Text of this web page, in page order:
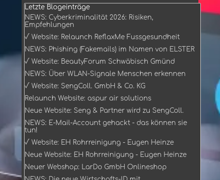
Block überspringen Letzte Blogeinträge
Letzte Blogeinträge
NEWS: Cyberkriminalität 2026: Risiken,
Empfehlungen
√ Website: Relaunch ReflaxMe Fussgesundheit
NEWS: Phishing (Fakemails) im Namen von ELSTER
√ Website: BeautyForum Schwäbisch Gmünd
NEWS: Über WLAN-Signale Menschen erkennen
√ Website: SengColl. GmbH & Co. KG
Relaunch Website: aspur air solutions
Neue Website: Seng & Partner wird zu SengColl.
NEWS: E-Mail-Account gehackt - das können sie
tun!
√ Website: EH Rohrreinigung - Eugen Heinze
Neue Website: EH Rohrreinigung - Eugen Heinze
Neuer Webshop: LarDo GmbH Onlineshop